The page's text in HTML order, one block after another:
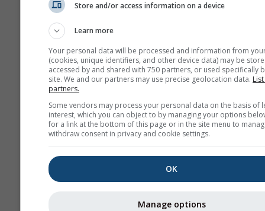
Store and/or access information on a device
Learn more
Your personal data will be processed and information from
(cookies, unique identifiers, and other device data) may be
accessed by and shared with 750 partners, or used specifically
site. We and our partners may use precise geolocation data.
partners.
Some vendors may process your personal data on the basis of
interest, which you can object to by managing your options
for a link at the bottom of this page or in the site menu to
withdraw consent in privacy and cookie settings.
OK
Manage options